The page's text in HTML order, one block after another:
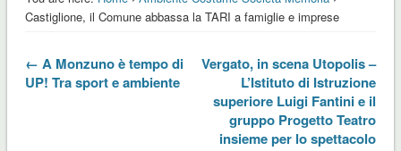
Castiglione, il Comune abbassa la TARI a famiglie e imprese
← A Monzuno è tempo di
UP! Tra sport e ambiente
Vergato, in scena Utopolis –
L’Istituto di Istruzione
superiore Luigi Fantini e il
gruppo Progetto Teatro
insieme per lo spettacolo